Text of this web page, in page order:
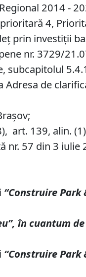
2014 -
4,
prin investiţii
nr. 3729/
subcapitolul
de
art. 139, alin.
nr. 57 din 3 iulie
“Construire Park
în cuantum
“Construire Park